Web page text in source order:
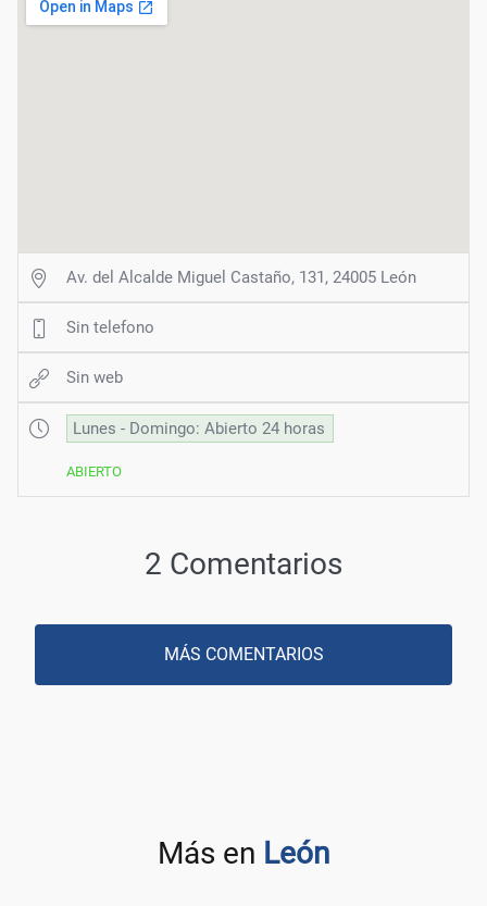
Av. del Alcalde Miguel Castaño, 131, 24005 León
Sin telefono
Sin web
Lunes - Domingo: Abierto 24 horas
ABIERTO
2 Comentarios
MÁS COMENTARIOS
Más en León